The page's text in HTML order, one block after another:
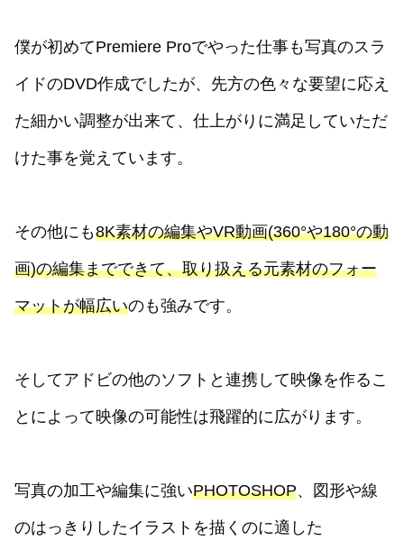
僕が初めてPremiere Proでやった仕事も写真のスラ
イドのDVD作成でしたが、先方の色々な要望に応え
た細かい調整が出来て、仕上がりに満足していただ
けた事を覚えています。
その他にも8K素材の編集やVR動画(360°や180°の動
画)の編集までできて、取り扱える元素材のフォー
マットが幅広いのも強みです。
そしてアドビの他のソフトと連携して映像を作るこ
とによって映像の可能性は飛躍的に広がります。
写真の加工や編集に強いPHOTOSHOP、図形や線
のはっきりしたイラストを描くのに適した